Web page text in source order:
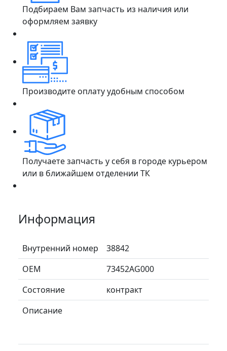
Подбираем Вам запчасть из наличия или
оформляем заявку
Производите оплату удобным способом
Получаете запчасть у себя в городе курьером
или в ближайшем отделении ТК
Информация
Внутренний номер
38842
ОЕМ
73452AG000
Состояние
контракт
Описание